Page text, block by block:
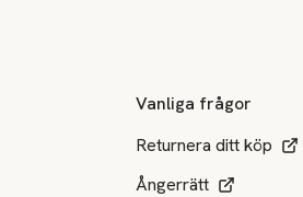
Vanliga frågor
Returnera ditt köp
Ångerrätt